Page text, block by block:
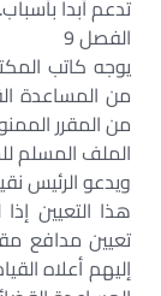
تدعم أبدا بأسباب.
الفصل 9
يوجه كاتب
من المساعدة
من المقرر
الملف المسلم
ويدعو الرئيس
هذا التعيين
تعيين مدافع
إليهم أعلاه